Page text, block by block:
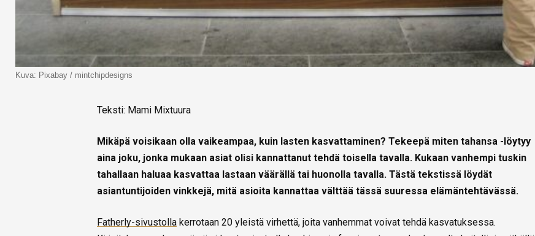
Kuva: Pixabay / mintchipdesigns
Teksti: Mami Mixtuura
Mikäpä voisikaan olla vaikeampaa, kuin lasten kasvattaminen? Tekeepä miten tahansa -löytyy
aina joku, jonka mukaan asiat olisi kannattanut tehdä toisella tavalla. Kukaan vanhempi tuskin
tahallaan haluaa kasvattaa lastaan väärällä tai huonolla tavalla. Tästä tekstissä löydät
asiantuntijoiden vinkkejä, mitä asioita kannattaa välttää tässä suuressa elämäntehtävässä.
Fatherly-sivustolla kerrotaan 20 yleistä virhettä, joita vanhemmat voivat tehdä kasvatuksessa.